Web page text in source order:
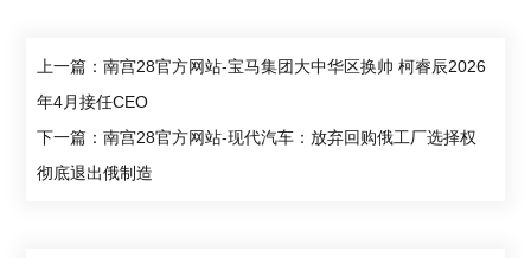
上一篇：南宫28官方网站-宝马集团大中华区换帅 柯睿辰2026
年4月接任CEO
下一篇：南宫28官方网站-现代汽车：放弃回购俄工厂选择权
彻底退出俄制造